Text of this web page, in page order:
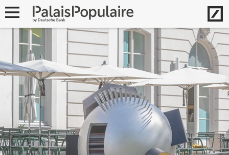
Navigation